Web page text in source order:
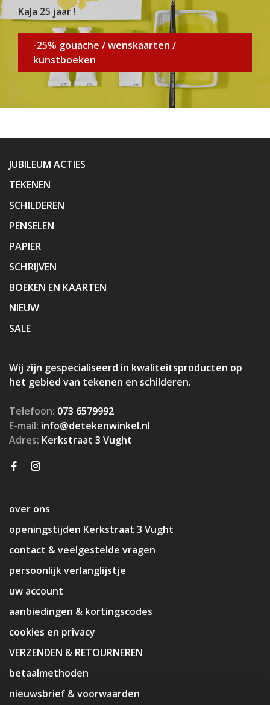
KaJa 25 jaar !
-25% gouache / wenskaarten /
kunstboeken
JUBILEUM ACTIES
TEKENEN
SCHILDEREN
PENSELEN
PAPIER
SCHRIJVEN
BOEKEN EN KAARTEN
NIEUW
SALE
Wij zijn gespecialiseerd in kwaliteitsproducten op
het gebied van tekenen en schilderen.
Telefoon: 073 6579992
E-mail: info@detekenwinkel.nl
Adres: Kerkstraat 3 Vught
over ons
openingstijden Kerkstraat 3 Vught
contact & veelgestelde vragen
persoonlijk verlanglijstje
uw account
aanbiedingen & kortingscodes
cookies en privacy
VERZENDEN & RETOURNEREN
betaalmethoden
nieuwsbrief & voorwaarden